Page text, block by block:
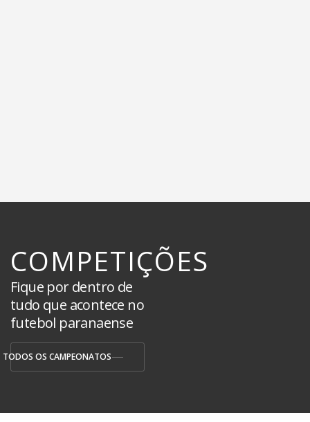
COMPETIÇÕES
Fique por dentro de
tudo que acontece no
futebol paranaense
TODOS OS CAMPEONATOS